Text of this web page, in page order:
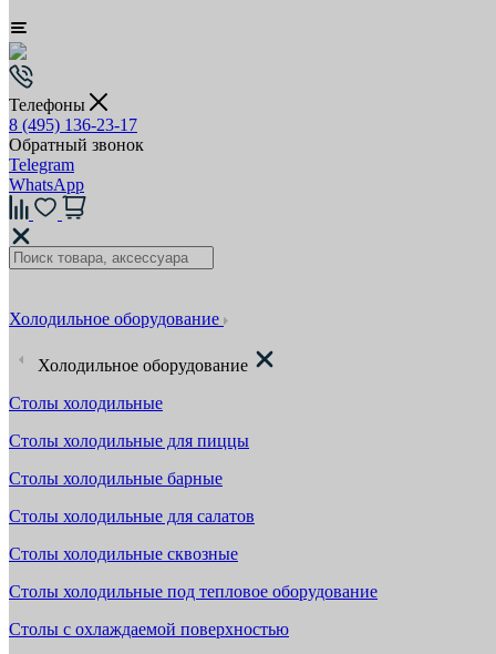
Телефоны
8 (495) 136-23-17
Обратный звонок
Telegram
WhatsApp
Холодильное оборудование
Холодильное оборудование
Столы холодильные
Столы холодильные для пиццы
Столы холодильные барные
Столы холодильные для салатов
Столы холодильные сквозные
Столы холодильные под тепловое оборудование
Столы с охлаждаемой поверхностью